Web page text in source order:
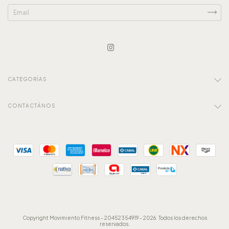
CATEGORÍAS
CONTACTÁNOS
Copyright Movimiento Fitness - 20452354919 - 2026. Todos los derechos
reservados.